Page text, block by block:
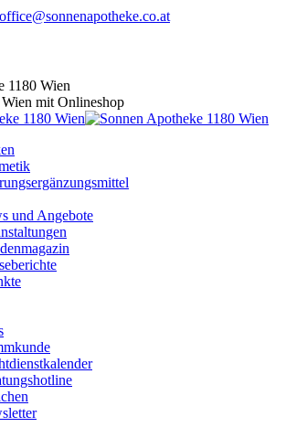
office@sonnenapotheke.co.at
1180 Wien
mit Onlineshop
und Angebote